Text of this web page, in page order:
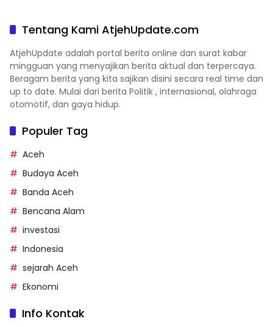
Tentang Kami AtjehUpdate.com
AtjehUpdate adalah portal berita online dan surat kabar
mingguan yang menyajikan berita aktual dan terpercaya.
Beragam berita yang kita sajikan disini secara real time dan
up to date. Mulai dari berita Politik , internasional, olahraga
otomotif, dan gaya hidup.
Populer Tag
Aceh
Budaya Aceh
Banda Aceh
Bencana Alam
investasi
Indonesia
sejarah Aceh
Ekonomi
Info Kontak